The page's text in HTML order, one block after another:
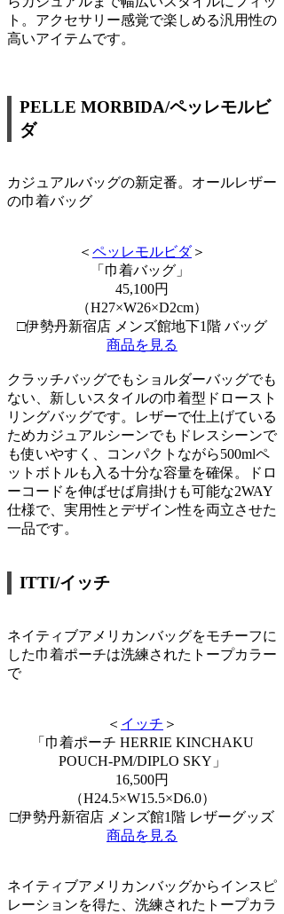
ト。アクセサリー感覚で楽しめる汎用性の
高いアイテムです。
PELLE MORBIDA/ペッレモルビ
ダ
カジュアルバッグの新定番。オールレザー
の巾着バッグ
＜ ペッレモルビダ＞
「巾着バッグ」
45,100円
（H27×W26×D2cm）
□伊勢丹新宿店 メンズ館地下1階 バッグ
商品を見る
クラッチバッグでもショルダーバッグでも
ない、新しいスタイルの巾着型ドロースト
リングバッグです。レザーで仕上げている
ためカジュアルシーンでもドレスシーンで
も使いやすく、コンパクトながら500mlペ
ットボトルも入る十分な容量を確保。ドロ
ーコードを伸ばせば肩掛けも可能な2WAY
仕様で、実用性とデザイン性を両立させた
一品です。
ITTI/イッチ
ネイティブアメリカンバッグをモチーフに
した巾着ポーチは洗練されたトープカラー
で
＜ イッチ ＞
「巾着ポーチ HERRIE KINCHAKU
POUCH-PM/DIPLO SKY」
16,500円
（H24.5×W15.5×D6.0）
□伊勢丹新宿店 メンズ館1階 レザーグッズ
商品を見る
ネイティブアメリカンバッグからインスピ
レーションを得た、洗練されたトープカラ